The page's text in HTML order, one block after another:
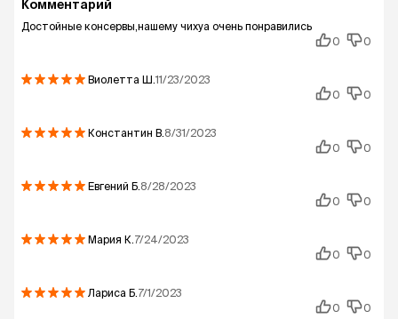
Комментарий
Достойные консервы,нашему чихуа очень понравились
0
0
Виолетта Ш.11/23/2023
0
0
Константин В. 8/31/2023
0
0
Евгений Б. 8/28/2023
0
0
Мария К. 7/24/2023
0
0
Лариса Б. 7/1/2023
0
0